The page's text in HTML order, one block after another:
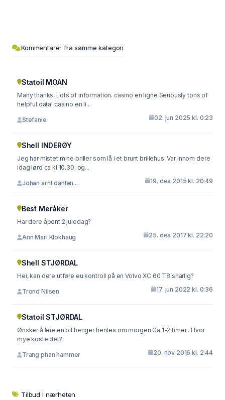
Kommentarer fra samme kategori
Statoil MOAN
Many thanks. Lots of information. casino en ligne Seriously tons of
helpful data! casino en li...
Stefanie 02. jun 2025 kl. 0:23
Shell INDERØY
Jeg har mistet mine briller som lå i et brunt brillehus. Var innom dere
idag lørd ca kl 10.30, og...
Johan arnt dahlen... 19. des 2015 kl. 20:49
Best Meråker
Har dere åpent 2 juledag?
Ann Mari Klokhaug 25. des 2017 kl. 22:20
Shell STJØRDAL
Hei, kan dere utføre eu kontroll på en Volvo XC 60 T8 snarlig?
Trond Nilsen 17. jun 2022 kl. 0:36
Statoil STJØRDAL
Ønsker å leie en bil henger hentes om morgen Ca 1-2 timer . Hvor
mye koste det?
Trang phan hammer 20. nov 2016 kl. 2:44
Tilbud i nærheten